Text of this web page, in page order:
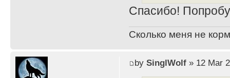
Спасибо!
Сколько меня не
by SinglWolf» 12 Mar